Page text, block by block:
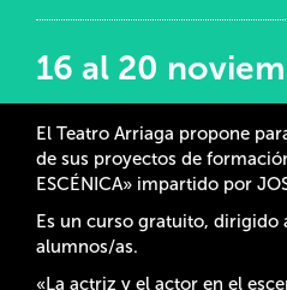
16 al 20
El Teatro Arriaga propone
de sus proyectos de
ESCÉNICA» impartido por
Es un curso gratuito,
alumnos/as.
«La actriz y el actor en el